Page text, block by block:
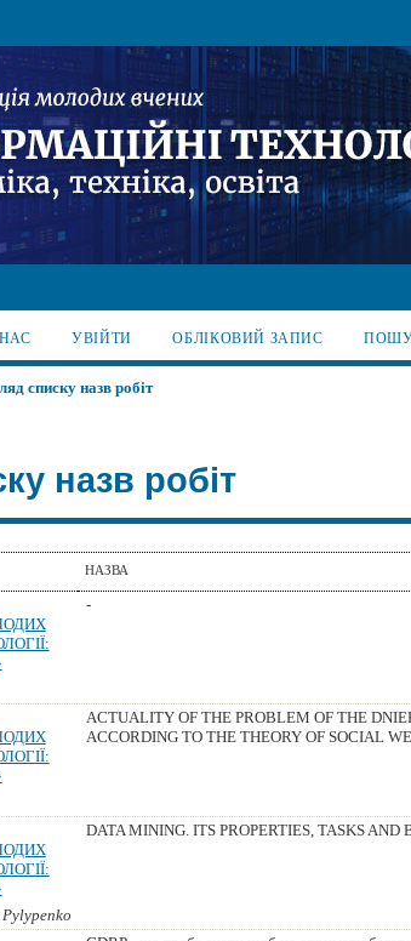
УВІЙТИ ОБЛІКОВИЙ ЗАПИС
списку назв робіт
назв робіт
НАЗВА
-
ACTUALITY OF THE PROBLEM OF THE
ACCORDING TO THE THEORY OF SOCIAL
DATA MINING. ITS PROPERTIES, TASKS AND